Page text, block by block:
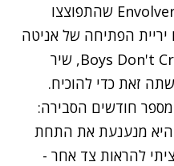
הלהיטים Boys Don't Cry ו-Envolver שהתפוצצו
יריית הפתיחה של אניטה
מחוץ לברזיל. כשהוציאה את Boys Don't Cry, שיר
זאת כדי להוכיח.
מספר חודשים הסבירה:
מנענעת את התחת
להראות צד אחר -